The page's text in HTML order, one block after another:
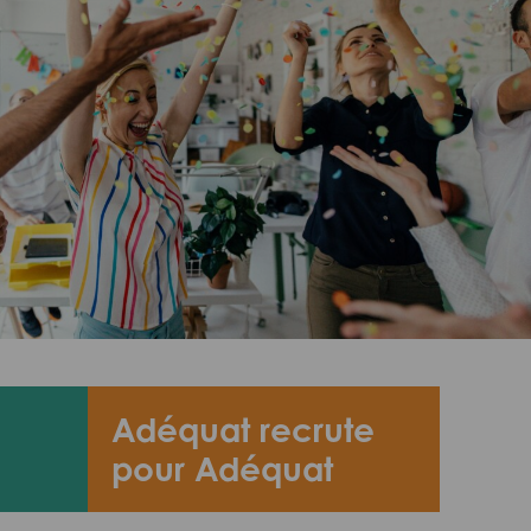
Adéquat recrute
pour Adéquat